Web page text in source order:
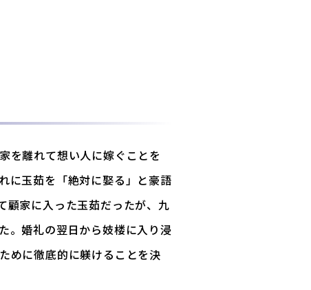
を離れて想い人に嫁ぐことを
に玉茹を「絶対に娶る」と豪語
顧家に入った玉茹だったが、九
。婚礼の翌日から妓楼に入り浸
めに徹底的に躾けることを決